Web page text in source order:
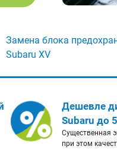
Замена блока
Subaru XV
Дешевле
Subaru до
Существенная
при этом